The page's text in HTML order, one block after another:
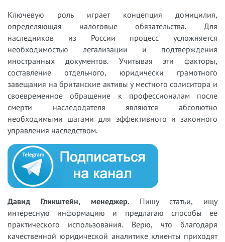
Ключевую роль играет концепция домицилия,
определяющая налоговые обязательства. Для
наследников из России процесс усложняется
необходимостью легализации и подтверждения
иностранных документов. Учитывая эти факторы,
составление отдельного, юридически грамотного
завещания на британские активы у местного солиситора и
своевременное обращение к профессионалам после
смерти наследодателя являются абсолютно
необходимыми шагами для эффективного и законного
управления наследством.
Давид Гликштейн, менеджер. Пишу статьи, ищу
интересную информацию и предлагаю способы ее
практического использования. Верю, что благодаря
качественной юридической аналитике клиенты приходят